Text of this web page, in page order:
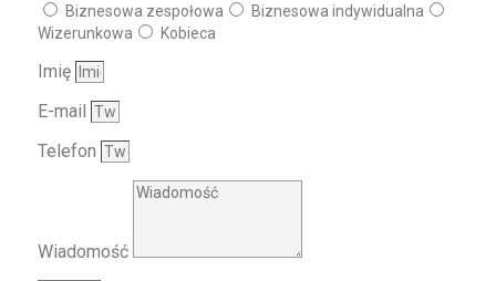
Biznesowa zespołowa
Biznesowa indywidualna
Wizerunkowa
Kobieca
Imię
E-mail
Telefon
Wiadomość